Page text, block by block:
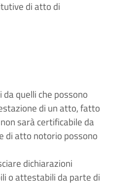
di atto di
quelli che possono
di un atto, fatto
sarà certificabile da
di atto notorio possono
dichiarazioni
o attestabili da parte di